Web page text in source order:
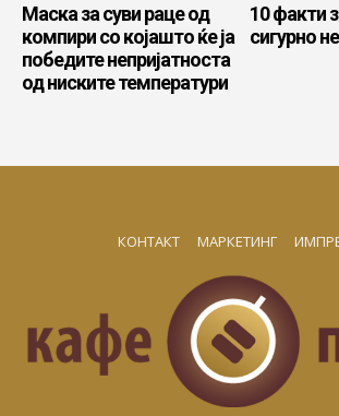
Маска за суви раце од
компири со којашто ќе ја
победите непријатноста
од ниските температури
10 факти
сигурно
КОНТАКТ МАРКЕТИНГ